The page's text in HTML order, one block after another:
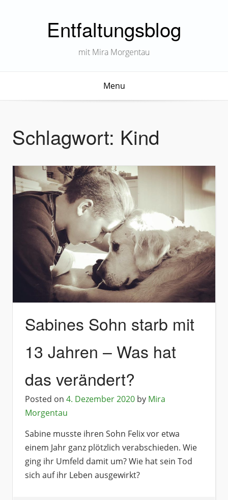
Entfaltungsblog
mit Mira Morgentau
Menu
Schlagwort: Kind
Sabines Sohn starb mit
13 Jahren – Was hat
das verändert?
Posted on 4. Dezember 2020 by Mira
Morgentau
Sabine musste ihren Sohn Felix vor etwa
einem Jahr ganz plötzlich verabschieden. Wie
ging ihr Umfeld damit um? Wie hat sein Tod
sich auf ihr Leben ausgewirkt?